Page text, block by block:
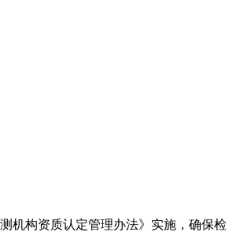
机构资质认定管理办法》实施，确保检